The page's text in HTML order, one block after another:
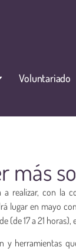
Voluntariado
más
realizar, con la
lugar en mayo
(de 17 a 21
y herramientas